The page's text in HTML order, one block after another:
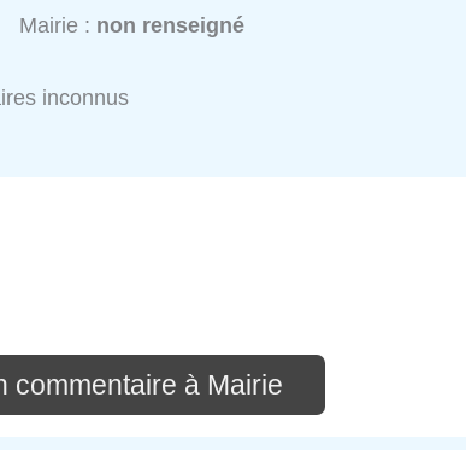
Mairie : non renseigné
inconnus
commentaire à Mairie